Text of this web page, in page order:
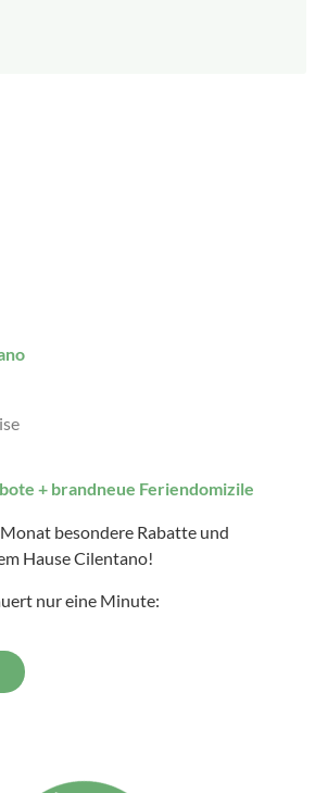
+ brandneue Feriendomizile
besondere Rabatte und
Hause Cilentano!
nur eine Minute: